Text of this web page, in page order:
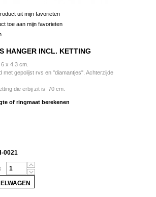
uit mijn favorieten
toe aan mijn favorieten
HANGER INCL. KETTING
x 4.3 cm.
met gepolijst rvs en "diamantjes". Achterzijde
die erbij zit is 70 cm.
of ringmaat berekenen
0021